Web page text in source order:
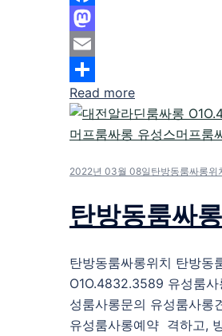
Facebook
Mastodon
Email
Share
Read more
2022년 03월 08일 탄방동룸싸롱위
탄방동룸싸
탄방동룸싸롱위치 탄방동
O1O.4832.3589 유성룸
성룸사롱문의 유성룸사롱
유성룸사롱예약 격하고,